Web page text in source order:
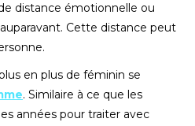
distance émotionnelle ou
Cette distance peut
en plus de féminin se
. Similaire à ce que les
années pour traiter avec